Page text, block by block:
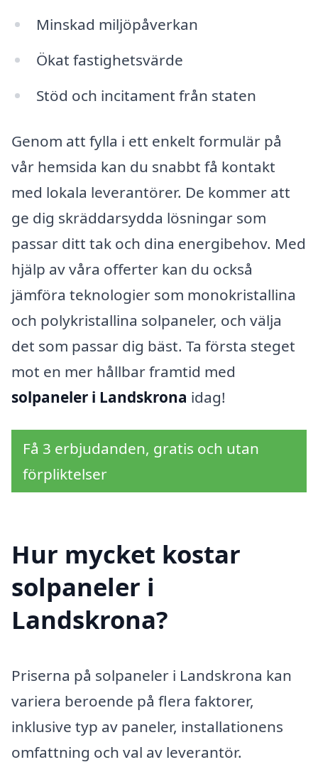
Minskad miljöpåverkan
Ökat fastighetsvärde
Stöd och incitament från staten
Genom att fylla i ett enkelt formulär på
vår hemsida kan du snabbt få kontakt
med lokala leverantörer. De kommer att
ge dig skräddarsydda lösningar som
passar ditt tak och dina energibehov. Med
hjälp av våra offerter kan du också
jämföra teknologier som monokristallina
och polykristallina solpaneler, och välja
det som passar dig bäst. Ta första steget
mot en mer hållbar framtid med
solpaneler i Landskrona idag!
Få 3 erbjudanden, gratis och utan
förpliktelser
Hur mycket kostar
solpaneler i
Landskrona?
Priserna på solpaneler i Landskrona kan
variera beroende på flera faktorer,
inklusive typ av paneler, installationens
omfattning och val av leverantör.